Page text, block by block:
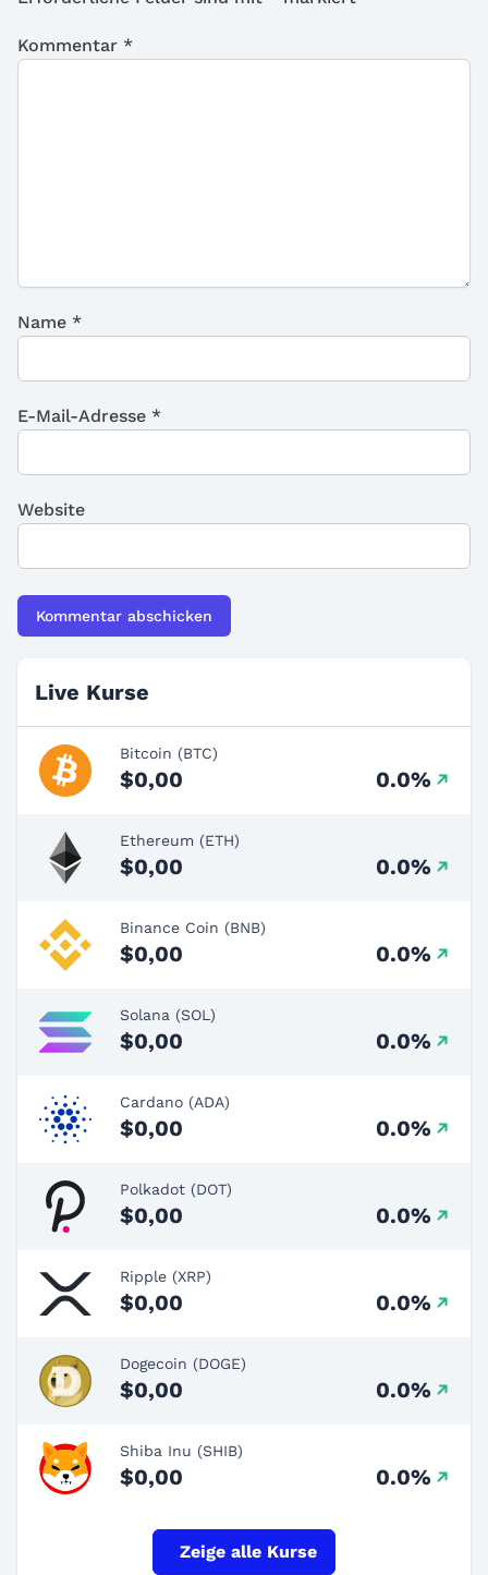
Kommentar *
Name *
E-Mail-Adresse *
Website
Live Kurse
Bitcoin (BTC)
$0,00 0.0%
Ethereum (ETH)
$0,00 0.0%
Binance Coin (BNB)
$0,00 0.0%
Solana (SOL)
$0,00 0.0%
Cardano (ADA)
$0,00 0.0%
Polkadot (DOT)
$0,00 0.0%
Ripple (XRP)
$0,00 0.0%
Dogecoin (DOGE)
$0,00 0.0%
Shiba Inu (SHIB)
$0,00 0.0%
Zeige alle Kurse